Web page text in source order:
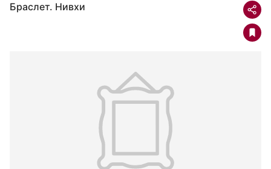
Браслет. Нивхи